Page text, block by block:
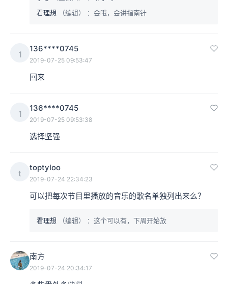
看理想
（编辑） ：会哦，会讲指南针
1
136****0745
2019-07-25 09:53:47
回来
1
136****0745
2019-07-25 09:53:38
选择坚强
t
toptyloo
2019-07-24 22:34:23
可以把每次节目里播放的音乐的歌名单独列出来么？
看理想 （编辑） ：这个可以有，下周开始放
南方
2019-07-24 20:34:17